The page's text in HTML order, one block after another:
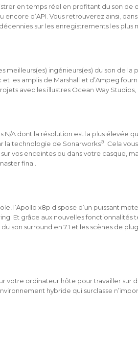
en temps réel en profitant du son de
d’API. Vous retrouverez ainsi,
sur les enregistrements les plus
meilleurs(es) ingénieurs(es) du son de la
les amplis de Marshall et d’Ampeg
avec les illustres Ocean Way Studios,
A dont la résolution est la plus élevée
la technologie de Sonarworks®
. Cela
vos enceintes ou dans votre casque,
final.
l’Apollo x8p dispose d’un puissant
Et grâce aux nouvelles fonctionnalités
son surround en 7.1 et les scènes de
votre ordinateur hôte pour travailler sur
hybride qui surclasse